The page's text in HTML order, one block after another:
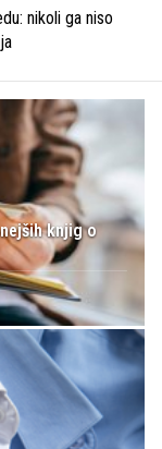
nikoli ga niso
knjig o